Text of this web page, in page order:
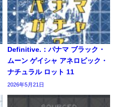
Definitive.：パナマ ブラック・
ムーン ゲイシャ アネロビック・
ナチュラル ロット 11
2026年5月21日